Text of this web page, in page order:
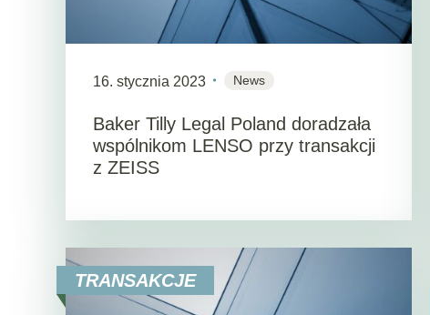
16. stycznia 2023 News
Baker Tilly Legal Poland doradzała
wspólnikom LENSO przy transakcji
z ZEISS
TRANSAKCJE